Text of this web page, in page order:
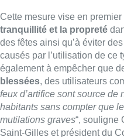
Cette mesure vise en
tranquillité et la propreté
des fêtes ainsi qu’à éviter
causés par l’utilisation de ce
également à empêcher que
blessées, des utilisateurs
feux d’artifice sont source
habitants sans compter que
mutilations graves“, souligne
Saint-Gilles et président du